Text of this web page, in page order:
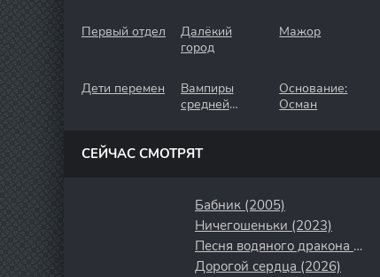
Первый отдел
Далёкий
город
Мажор
Дети перемен
Вампиры
средней
Основание:
Осман
СЕЙЧАС СМОТРЯТ
Бабник (2005)
Ничегошеньки (2023)
Песня водяного дракона (2025)
Дорогой сердца (2026)